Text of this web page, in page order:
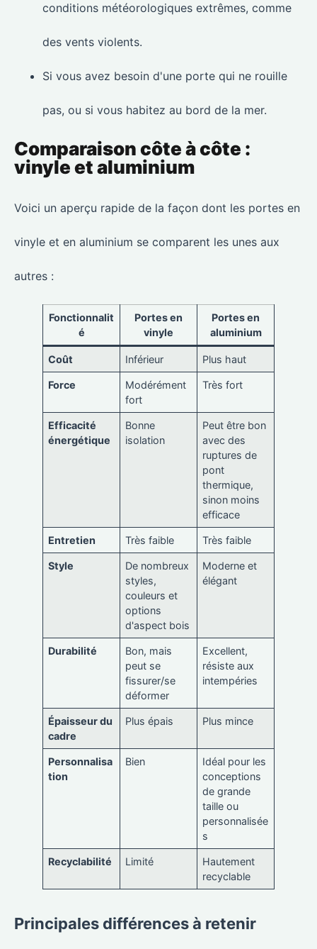
conditions météorologiques extrêmes, comme
des vents violents.
Si vous avez besoin d'une porte qui ne rouille
pas, ou si vous habitez au bord de la mer.
Comparaison côte à côte :
vinyle et aluminium
Voici un aperçu rapide de la façon dont les portes en
vinyle et en aluminium se comparent les unes aux
autres :
Fonctionnalit
é
Portes en
vinyle
Portes en
aluminium
Coût Inférieur Plus haut
Force
Modérément
fort
Très fort
Efficacité
énergétique
Bonne
isolation
Peut être bon
avec des
ruptures de
pont
thermique,
sinon moins
efficace
Entretien Très faible Très faible
Style
De nombreux
styles,
couleurs et
options
d'aspect bois
Moderne et
élégant
Durabilité
Bon, mais
peut se
fissurer/se
déformer
Excellent,
résiste aux
intempéries
Épaisseur du
cadre
Plus épais Plus mince
Personnalisa
tion
Bien
Idéal pour les
conceptions
de grande
taille ou
personnalisée
s
Recyclabilité Limité
Hautement
recyclable
Principales différences à retenir